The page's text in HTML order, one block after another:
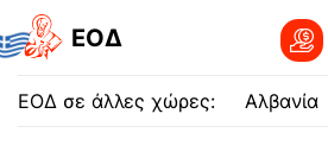
EOΔ
ΕΟΔ σε άλλες χώρες: Αλβανία